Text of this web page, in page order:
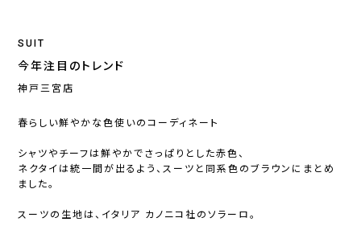
SUIT
今年注目のトレンド
神戸三宮店
春らしい鮮やかな色使いのコーディネート
シャツやチーフは鮮やかでさっぱりとした赤色、
ネクタイは統一間が出るよう、スーツと同系色のブラウンにまとめ
ました。
スーツの生地は、イタリア カノニコ社のソラーロ。